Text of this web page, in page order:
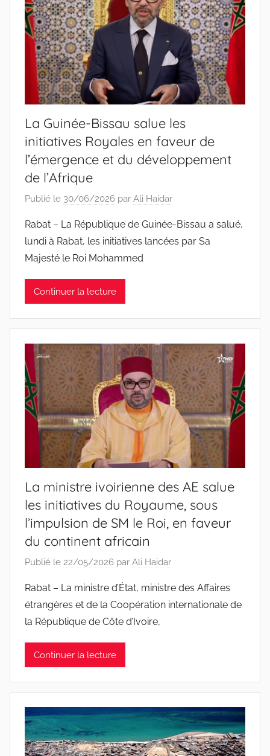
La Guinée-Bissau salue les
initiatives Royales en faveur de
l’émergence et du développement
de l’Afrique
Publié le 30/06/2026 par Ali Haidar
Rabat – La République de Guinée-Bissau a salué,
lundi à Rabat, les initiatives lancées par Sa
Majesté le Roi Mohammed
Continuer la lecture
La ministre ivoirienne des AE salue
les initiatives du Royaume, sous
l’impulsion de SM le Roi, en faveur
du continent africain
Publié le 22/05/2026 par Ali Haidar
Rabat – La ministre d’État, ministre des Affaires
étrangères et de la Coopération internationale de
la République de Côte d’Ivoire,
Continuer la lecture